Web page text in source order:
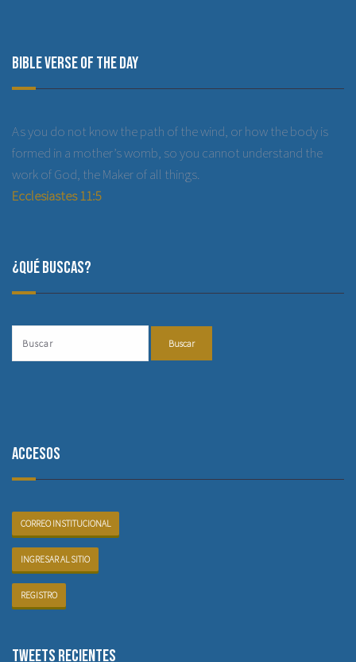
Bible Verse of the Day
As you do not know the path of the wind, or how the body is
formed in a mother’s womb, so you cannot understand the
work of God, the Maker of all things.
Ecclesiastes 11:5
¿Qué buscas?
Accesos
CORREO INSTITUCIONAL
INGRESAR AL SITIO
REGISTRO
Tweets recientes